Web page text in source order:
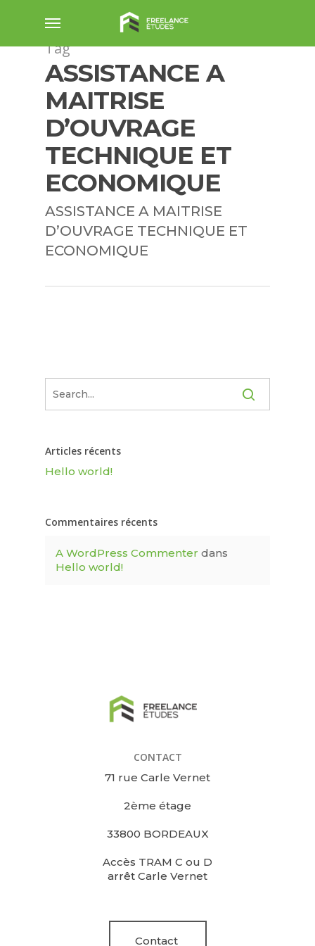
content
Menu
Tag
ASSISTANCE A
MAITRISE
D’OUVRAGE
TECHNIQUE ET
ECONOMIQUE
ASSISTANCE A MAITRISE
D’OUVRAGE TECHNIQUE ET
ECONOMIQUE
Articles récents
Hello world!
Commentaires récents
A WordPress Commenter dans
Hello world!
CONTACT
71 rue Carle Vernet
2ème étage
33800 BORDEAUX
Accès TRAM C ou D
arrêt Carle Vernet
Contact